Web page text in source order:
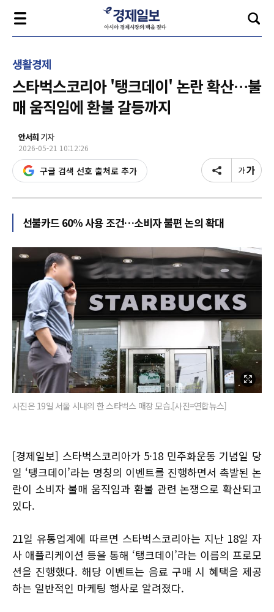
생활경제
스타벅스코리아 '탱크데이' 논란 확산…불
매 움직임에 환불 갈등까지
안서희 기자
2026-05-21 10:12:26
구글 검색 선호 출처로 추가
선불카드 60% 사용 조건…소비자 불편 논의 확대
사진은 19일 서울 시내의 한 스타벅스 매장 모습.[사진=연합뉴스]
[경제일보] 스타벅스코리아가 5·18 민주화운동 기념일 당
일 ‘탱크데이’라는 명칭의 이벤트를 진행하면서 촉발된 논
란이 소비자 불매 움직임과 환불 관련 논쟁으로 확산되고
있다.
21일 유통업계에 따르면 스타벅스코리아는 지난 18일 자
사 애플리케이션 등을 통해 ‘탱크데이’라는 이름의 프로모
션을 진행했다. 해당 이벤트는 음료 구매 시 혜택을 제공
하는 일반적인 마케팅 행사로 알려졌다.